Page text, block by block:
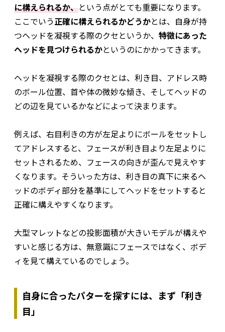
に構えられるか、という点がとても重要になります。
ここでいう正確に構えられるかどうかとは、自身が持
つヘッドを凝視する際のクセというか、 特徴にあった
ヘッドを見つけられるかというのにかかってきます。
ヘッドを凝視する際のクセとは、利き目、アドレス時
のボール位置、首や体の微妙な傾き、そしてヘッドの
どの辺を見ているかなどによって決まります。
例えば、右目利きの方が左足よりにボールをセットし
てアドレスすると、フェースが利き目より左足よりに
セットされるため、フェースの向きが歪んで見えやす
くなります。そういった方は、利き目の真下に来るヘ
ッドのボディ部分を基準にしてヘッドをセットすると
正確に構えやすくなります。
大型マレットなどの投影面積が大きいモデルが構えや
すいと感じる方は、無意識にフェースではなく、ボデ
ィを見て構えているのでしょう。
自身に合ったパターを探すには、まず「利き
目」